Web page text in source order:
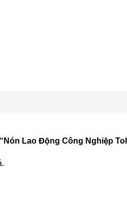
Lao Động Công Nghiệp